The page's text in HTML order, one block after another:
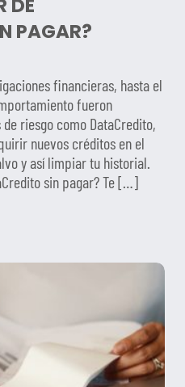
DE
PAGAR?
financieras, hasta el
fueron
riesgo como DataCredito,
nuevos créditos en el
y así limpiar tu historial.
sin pagar? Te […]